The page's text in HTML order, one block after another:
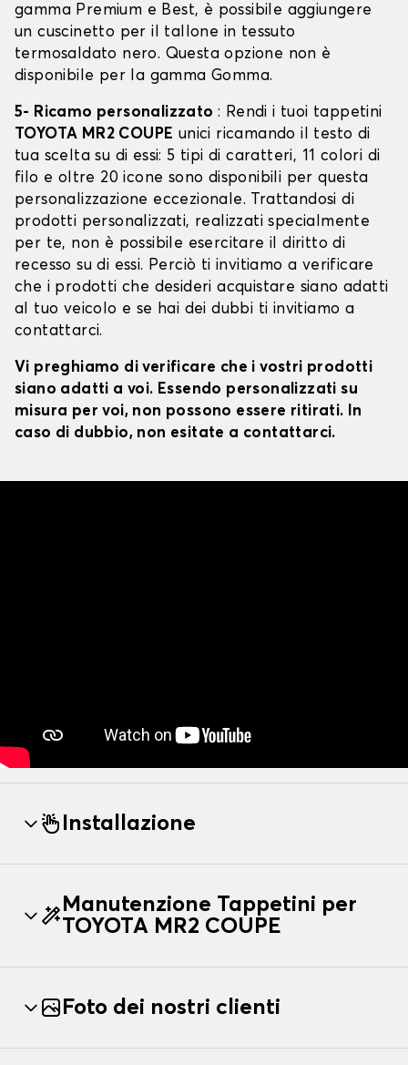
gamma Premium e Best, è possibile aggiungere
un cuscinetto per il tallone in tessuto
termosaldato nero. Questa opzione non è
disponibile per la gamma Gomma.
5- Ricamo personalizzato : Rendi i tuoi tappetini
TOYOTA MR2 COUPE unici ricamando il testo di
tua scelta su di essi: 5 tipi di caratteri, 11 colori di
filo e oltre 20 icone sono disponibili per questa
personalizzazione eccezionale. Trattandosi di
prodotti personalizzati, realizzati specialmente
per te, non è possibile esercitare il diritto di
recesso su di essi. Perciò ti invitiamo a verificare
che i prodotti che desideri acquistare siano adatti
al tuo veicolo e se hai dei dubbi ti invitiamo a
contattarci.
Vi preghiamo di verificare che i vostri prodotti
siano adatti a voi. Essendo personalizzati su
misura per voi, non possono essere ritirati. In
caso di dubbio, non esitate a contattarci.
Installazione
Manutenzione Tappetini per
TOYOTA MR2 COUPE
Foto dei nostri clienti